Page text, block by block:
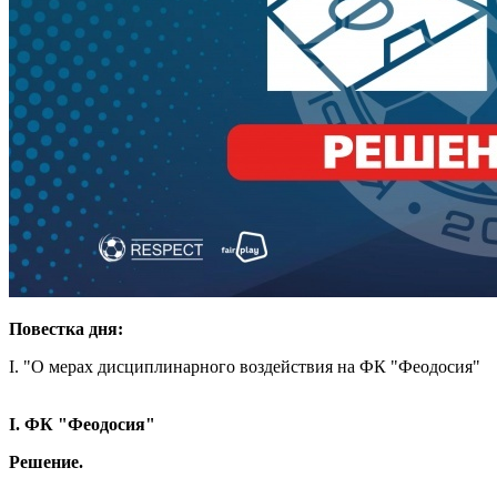
Повестка дня:
I. "О мерах дисциплинарного воздействия на ФК "Феодосия"
I. ФК "Феодосия"
Решение.